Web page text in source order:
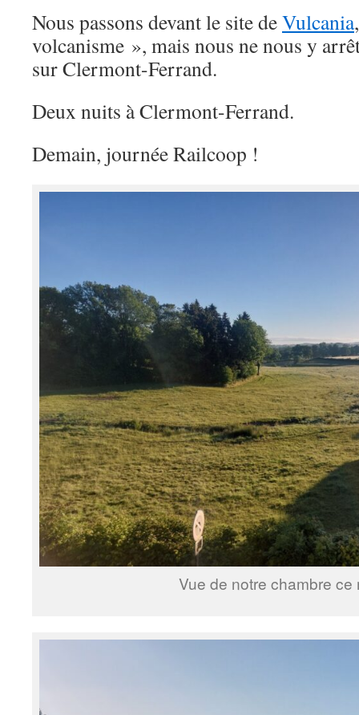
Nous passons devant le site deVulcania
volcanisme », mais nous ne nous y
sur Clermont-Ferrand.
Deux nuits à Clermont-Ferrand.
Demain, journée Railcoop !
Vue de notre chambre ce